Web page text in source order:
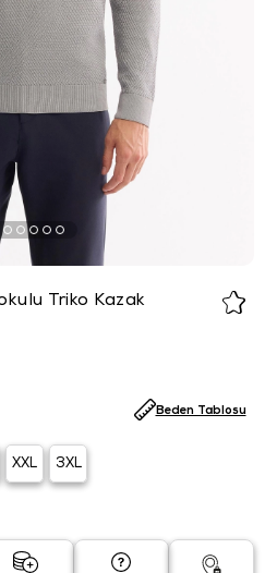
Triko Kazak
XXL 3XL
Beden Tablosu